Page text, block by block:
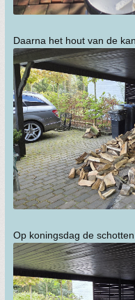
Daarna het hout van de
Op koningsdag de